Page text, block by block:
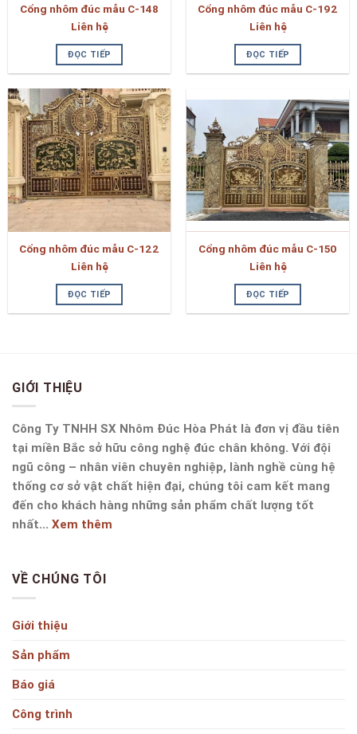
Cổng nhôm đúc mẫu C-148
Liên hệ
ĐỌC TIẾP
Cổng nhôm đúc mẫu C-192
Liên hệ
ĐỌC TIẾP
Cổng nhôm đúc mẫu C-122
Liên hệ
ĐỌC TIẾP
Cổng nhôm đúc mẫu C-150
Liên hệ
ĐỌC TIẾP
GIỚI THIỆU
Công Ty TNHH SX Nhôm Đúc Hòa Phát là đơn vị đầu tiên
tại miền Bắc sở hữu công nghệ đúc chân không. Với đội
ngũ công – nhân viên chuyên nghiệp, lành nghề cùng hệ
thống cơ sở vật chất hiện đại, chúng tôi cam kết mang
đến cho khách hàng những sản phẩm chất lượng tốt
nhất... Xem thêm
VỀ CHÚNG TÔI
Giới thiệu
Sản phẩm
Báo giá
Công trình